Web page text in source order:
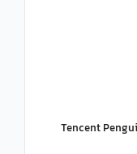
Tencent